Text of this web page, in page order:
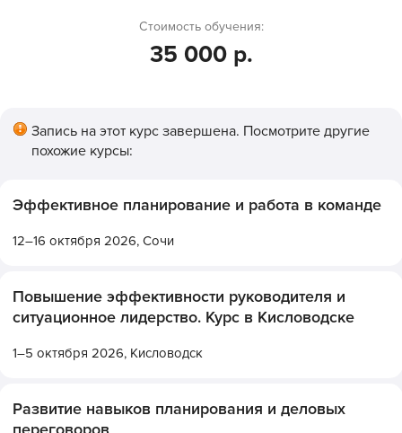
Стоимость обучения:
35 000 р.
Запись на этот курс завершена. Посмотрите другие
похожие курсы:
Эффективное планирование и работа в команде
12–16 октября 2026, Сочи
Повышение эффективности руководителя и
ситуационное лидерство. Курс в Кисловодске
1–5 октября 2026, Кисловодск
Развитие навыков планирования и деловых